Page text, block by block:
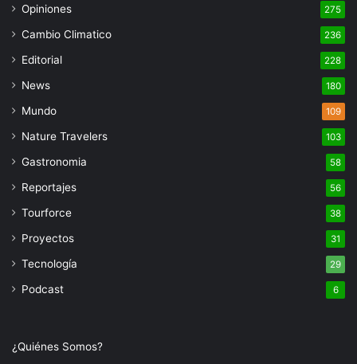
Opiniones 275
Cambio Climatico 236
Editorial 228
News 180
Mundo 109
Nature Travelers 103
Gastronomia 58
Reportajes 56
Tourforce 38
Proyectos 31
Tecnología 29
Podcast 6
¿Quiénes Somos?